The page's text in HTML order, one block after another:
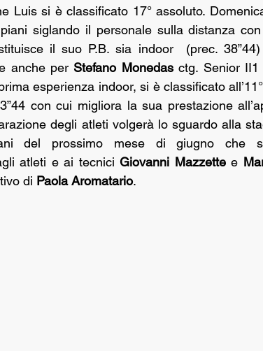
Luis si è classificato 17° assoluto.
siglando il personale sulla distanza
il suo P.B. sia indoor  (prec.
anche per Stefano Monedas ctg. Senior
esperienza indoor, si è classificato
con cui migliora la sua prestazione
degli atleti volgerà lo sguardo alla
del prossimo mese di giugno che
atleti e ai tecnici Giovanni Mazzette e
di Paola Aromatario.